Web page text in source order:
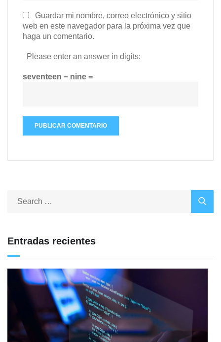
Guardar mi nombre, correo electrónico y sitio
web en este navegador para la próxima vez que
haga un comentario.
Please enter an answer in digits:
seventeen − nine =
Entradas recientes